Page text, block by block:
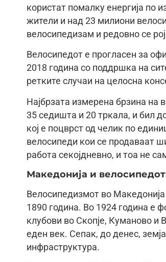
користат помалку енергија по
жители и над 23 милиони
велосипедизам и редовно се
Велосипедот е прогласен за
2018 година со поддршка на
ретките случаи на целосна
Најбрзата измерена брзина на
35 седишта и 20 тркала, и бил
кој е поцврст од челик по
велосипеди кои се продаваат
работа секојдневно, и тоа не
Македонија и
Велосипедизмот во
1890 година. Во 1924 година е
клубови во Скопје, Куманово и
еден век. Сепак, до денес,
инфраструктура.